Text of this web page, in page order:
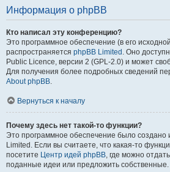
Информация о phpBB
Кто написал эту конференцию?
Это программное обеспечение (в его
распространяется phpBB Limited . Оно
Public Licence, версии 2 (GPL-2.0) и может
Для получения более подробных сведений
About phpBB
Вернуться к началу
Почему здесь нет такой-то функции?
Это программное обеспечение было создано
Limited. Если вы считаете, что какая-то
посетите Центр идей phpBB , где можно
поданные идеи или предложить собственные.